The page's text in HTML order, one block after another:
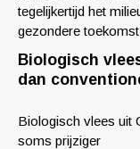
tegelijkertijd het
gezondere
Biologisch
dan
Biologisch vlees uit
soms prijziger